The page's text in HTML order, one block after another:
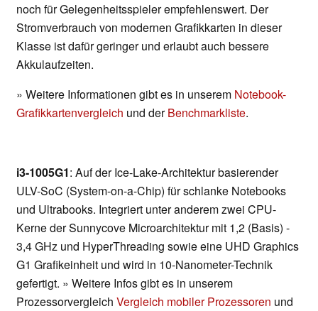
noch für Gelegenheitsspieler empfehlenswert. Der
Stromverbrauch von modernen Grafikkarten in dieser
Klasse ist dafür geringer und erlaubt auch bessere
Akkulaufzeiten.
» Weitere Informationen gibt es in unserem Notebook-
Grafikkartenvergleich und derBenchmarkliste.
i3-1005G1: Auf der Ice-Lake-Architektur basierender
ULV-SoC (System-on-a-Chip) für schlanke Notebooks
und Ultrabooks. Integriert unter anderem zwei CPU-
Kerne der Sunnycove Microarchitektur mit 1,2 (Basis) -
3,4 GHz und HyperThreading sowie eine UHD Graphics
G1 Grafikeinheit und wird in 10-Nanometer-Technik
gefertigt. » Weitere Infos gibt es in unserem
Prozessorvergleich Vergleich mobiler Prozessoren und